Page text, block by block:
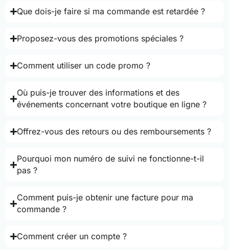
Que dois-je faire si ma commande est retardée ?
Proposez-vous des promotions spéciales ?
Comment utiliser un code promo ?
Où puis-je trouver des informations et des
événements concernant votre boutique en ligne ?
Offrez-vous des retours ou des remboursements ?
Pourquoi mon numéro de suivi ne fonctionne-t-il
pas ?
Comment puis-je obtenir une facture pour ma
commande ?
Comment créer un compte ?